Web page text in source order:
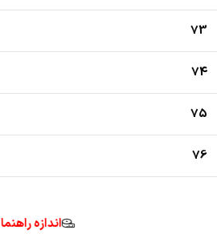
73
74
75
76
اندازه راهنما